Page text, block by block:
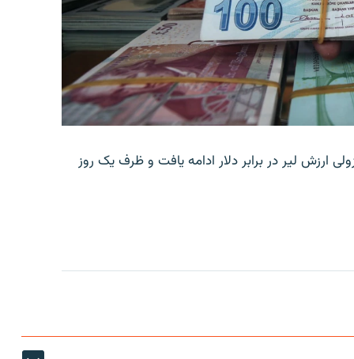
ارزش لیر در برابر دلار ادامه یافت و ظرف یک روز